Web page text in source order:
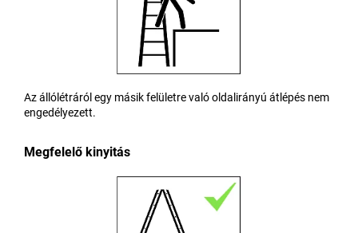
Az állólétráról egy másik felületre való oldalirányú átlépés nem
engedélyezett.
Megfelelő kinyitás